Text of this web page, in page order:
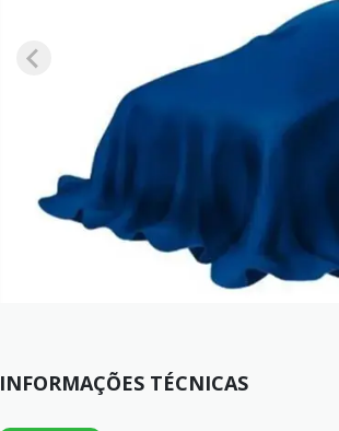
INFORMAÇÕES TÉCNICAS